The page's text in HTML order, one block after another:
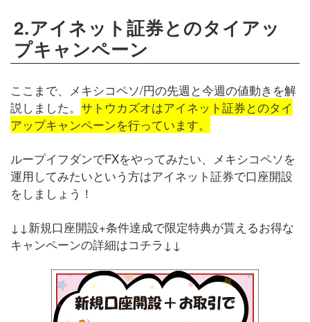
2.アイネット証券とのタイアッ
プキャンペーン
ここまで、メキシコペソ/円の先週と今週の値動きを解
説しました。 サトウカズオはアイネット証券とのタイ
アップキャンペーンを行っています。
ループイフダンでFXをやってみたい、メキシコペソを
運用してみたいという方はアイネット証券で口座開設
をしましょう！
↓↓新規口座開設+条件達成で限定特典が貰えるお得な
キャンペーンの詳細はコチラ↓↓